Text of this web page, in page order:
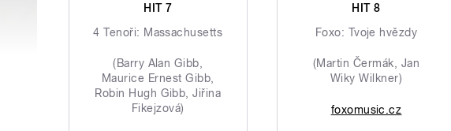
HIT 7
4 Tenoři: Massachusetts
(Barry Alan Gibb,
Maurice Ernest Gibb,
Robin Hugh Gibb, Jiřina
Fikejzová)
HIT 8
Foxo: Tvoje hvězdy
(Martin Čermák, Jan
Wiky Wilkner)
foxomusic.cz